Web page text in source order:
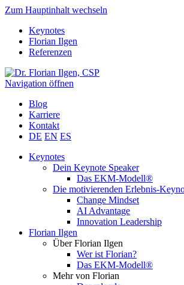
Zum Hauptinhalt wechseln
Keynotes
Florian Ilgen
Referenzen
Navigation öffnen
Blog
Karriere
Kontakt
DE EN ES
Keynotes
Dein Keynote Speaker
Das EKM-Modell®
Die motivierenden Erlebnis-
Change Mindset
AI Advantage
Innovation Leadership
Florian Ilgen
Über Florian Ilgen
Wer ist Florian?
Das EKM-Modell®
Mehr von Florian